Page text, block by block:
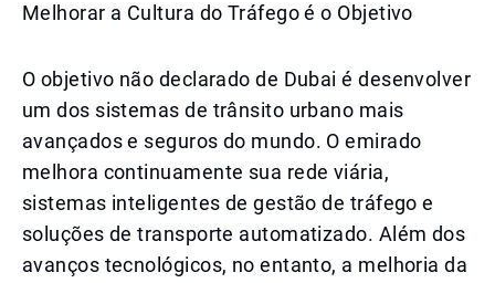
Melhorar a Cultura do Tráfego é o Objetivo
O objetivo não declarado de Dubai é desenvolver
um dos sistemas de trânsito urbano mais
avançados e seguros do mundo. O emirado
melhora continuamente sua rede viária,
sistemas inteligentes de gestão de tráfego e
soluções de transporte automatizado. Além dos
avanços tecnológicos, no entanto, a melhoria da